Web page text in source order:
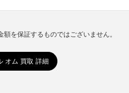
を保証するものではございません。
オム 買取 詳細